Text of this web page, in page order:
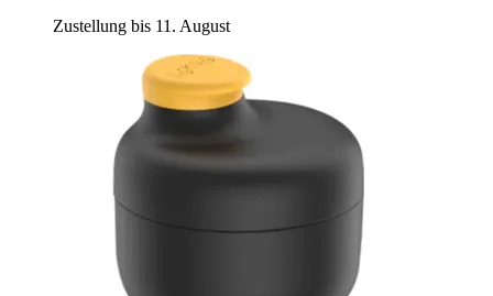
Zustellung bis 11. August